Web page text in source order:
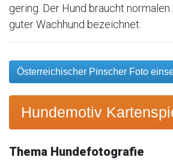
gering. Der Hund braucht normalen
guter Wachhund bezeichnet.
Österreichischer Pinscher Foto
Hundemotiv
Thema Hundefotografie